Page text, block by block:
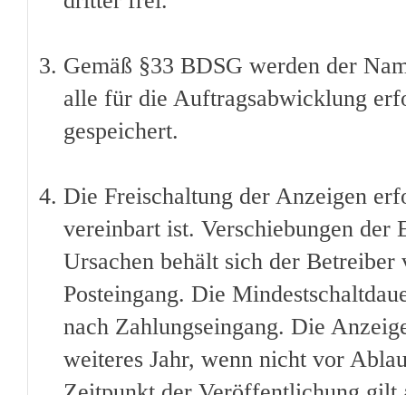
Gemäß §33 BDSG werden der
alle für die Auftragsabwicklung
gespeichert.
Die Freischaltung der Anzeigen
vereinbart ist. Verschiebungen der
Ursachen behält sich der
Posteingang. Die
nach Zahlungseingang. Die
weiteres Jahr, wenn nicht vor